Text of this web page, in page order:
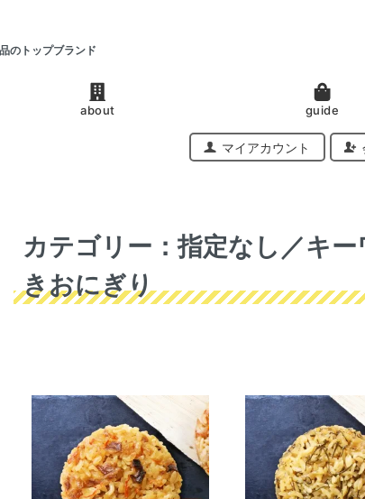
のトップブランド
about guide
マイアカウント
カテゴリー：指定なし／キ
きおにぎり